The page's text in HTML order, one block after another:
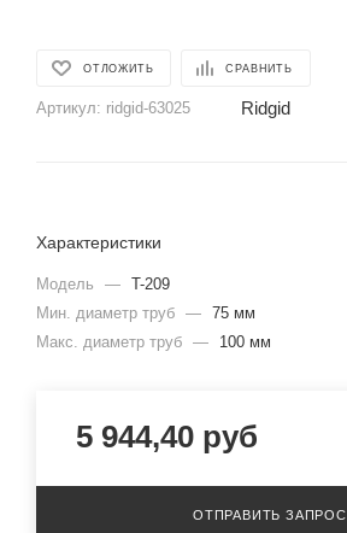
ОТЛОЖИТЬ СРАВНИТЬ
Артикул: ridgid-63025 Ridgid
Характеристики
Модель — T-209
Мин. диаметр труб — 75 мм
Макс. диаметр труб — 100 мм
5 944,40 руб
ОТПРАВИТЬ ЗАПРОС